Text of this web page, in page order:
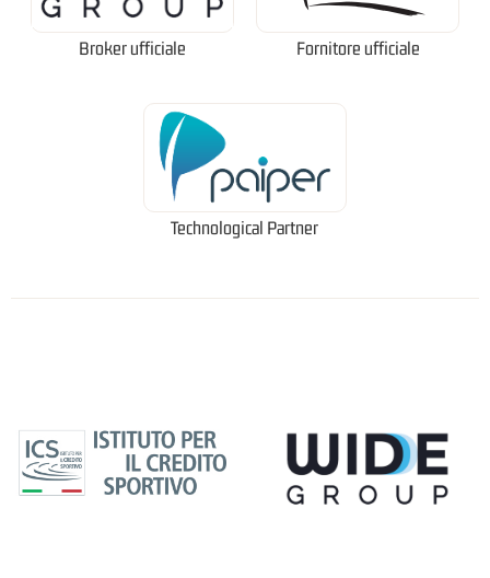
Broker ufficiale Fornitore ufficiale
Technological Partner